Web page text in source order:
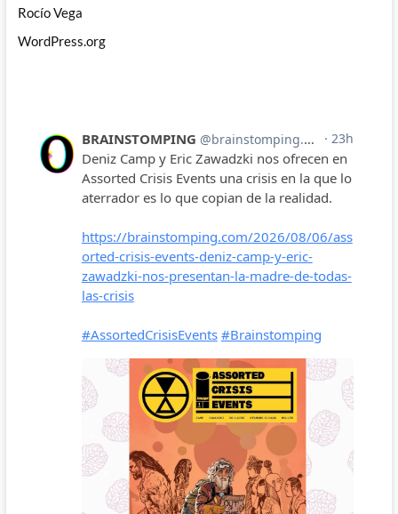
Rocío Vega
WordPress.org